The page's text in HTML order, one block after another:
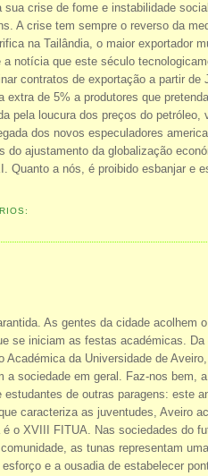
crise de fome e instabilidade
A crise tem sempre o reverso da
na Tailândia, o maior exportador
notícia que este século
contratos de exportação a partir
extra de 5% a produtores que
pela loucura dos preços do
dos novos especuladores
do ajustamento da globalização
Quanto a nós, é proibido esbanjar e
As gentes da cidade
se iniciam as festas académicas.
Académica da Universidade de
sociedade em geral. Faz-nos bem,
de outras paragens: este
caracteriza as juventudes, Aveiro
o XVIII FITUA. Nas sociedades do
as tunas representam
e a ousadia de estabelecer